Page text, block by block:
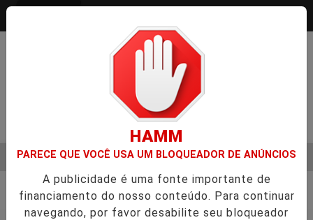
Pesquisar Notícia
SEMESTRE É A VIRADA DO VAREJO ÓPTICO EM 2026
EM ALTA
MENU
Notícias Corporativas 4
HAMM
PARECE QUE VOCÊ USA UM BLOQUEADOR DE ANÚNCIOS
A publicidade é uma fonte importante de
financiamento do nosso conteúdo. Para continuar
navegando, por favor desabilite seu bloqueador